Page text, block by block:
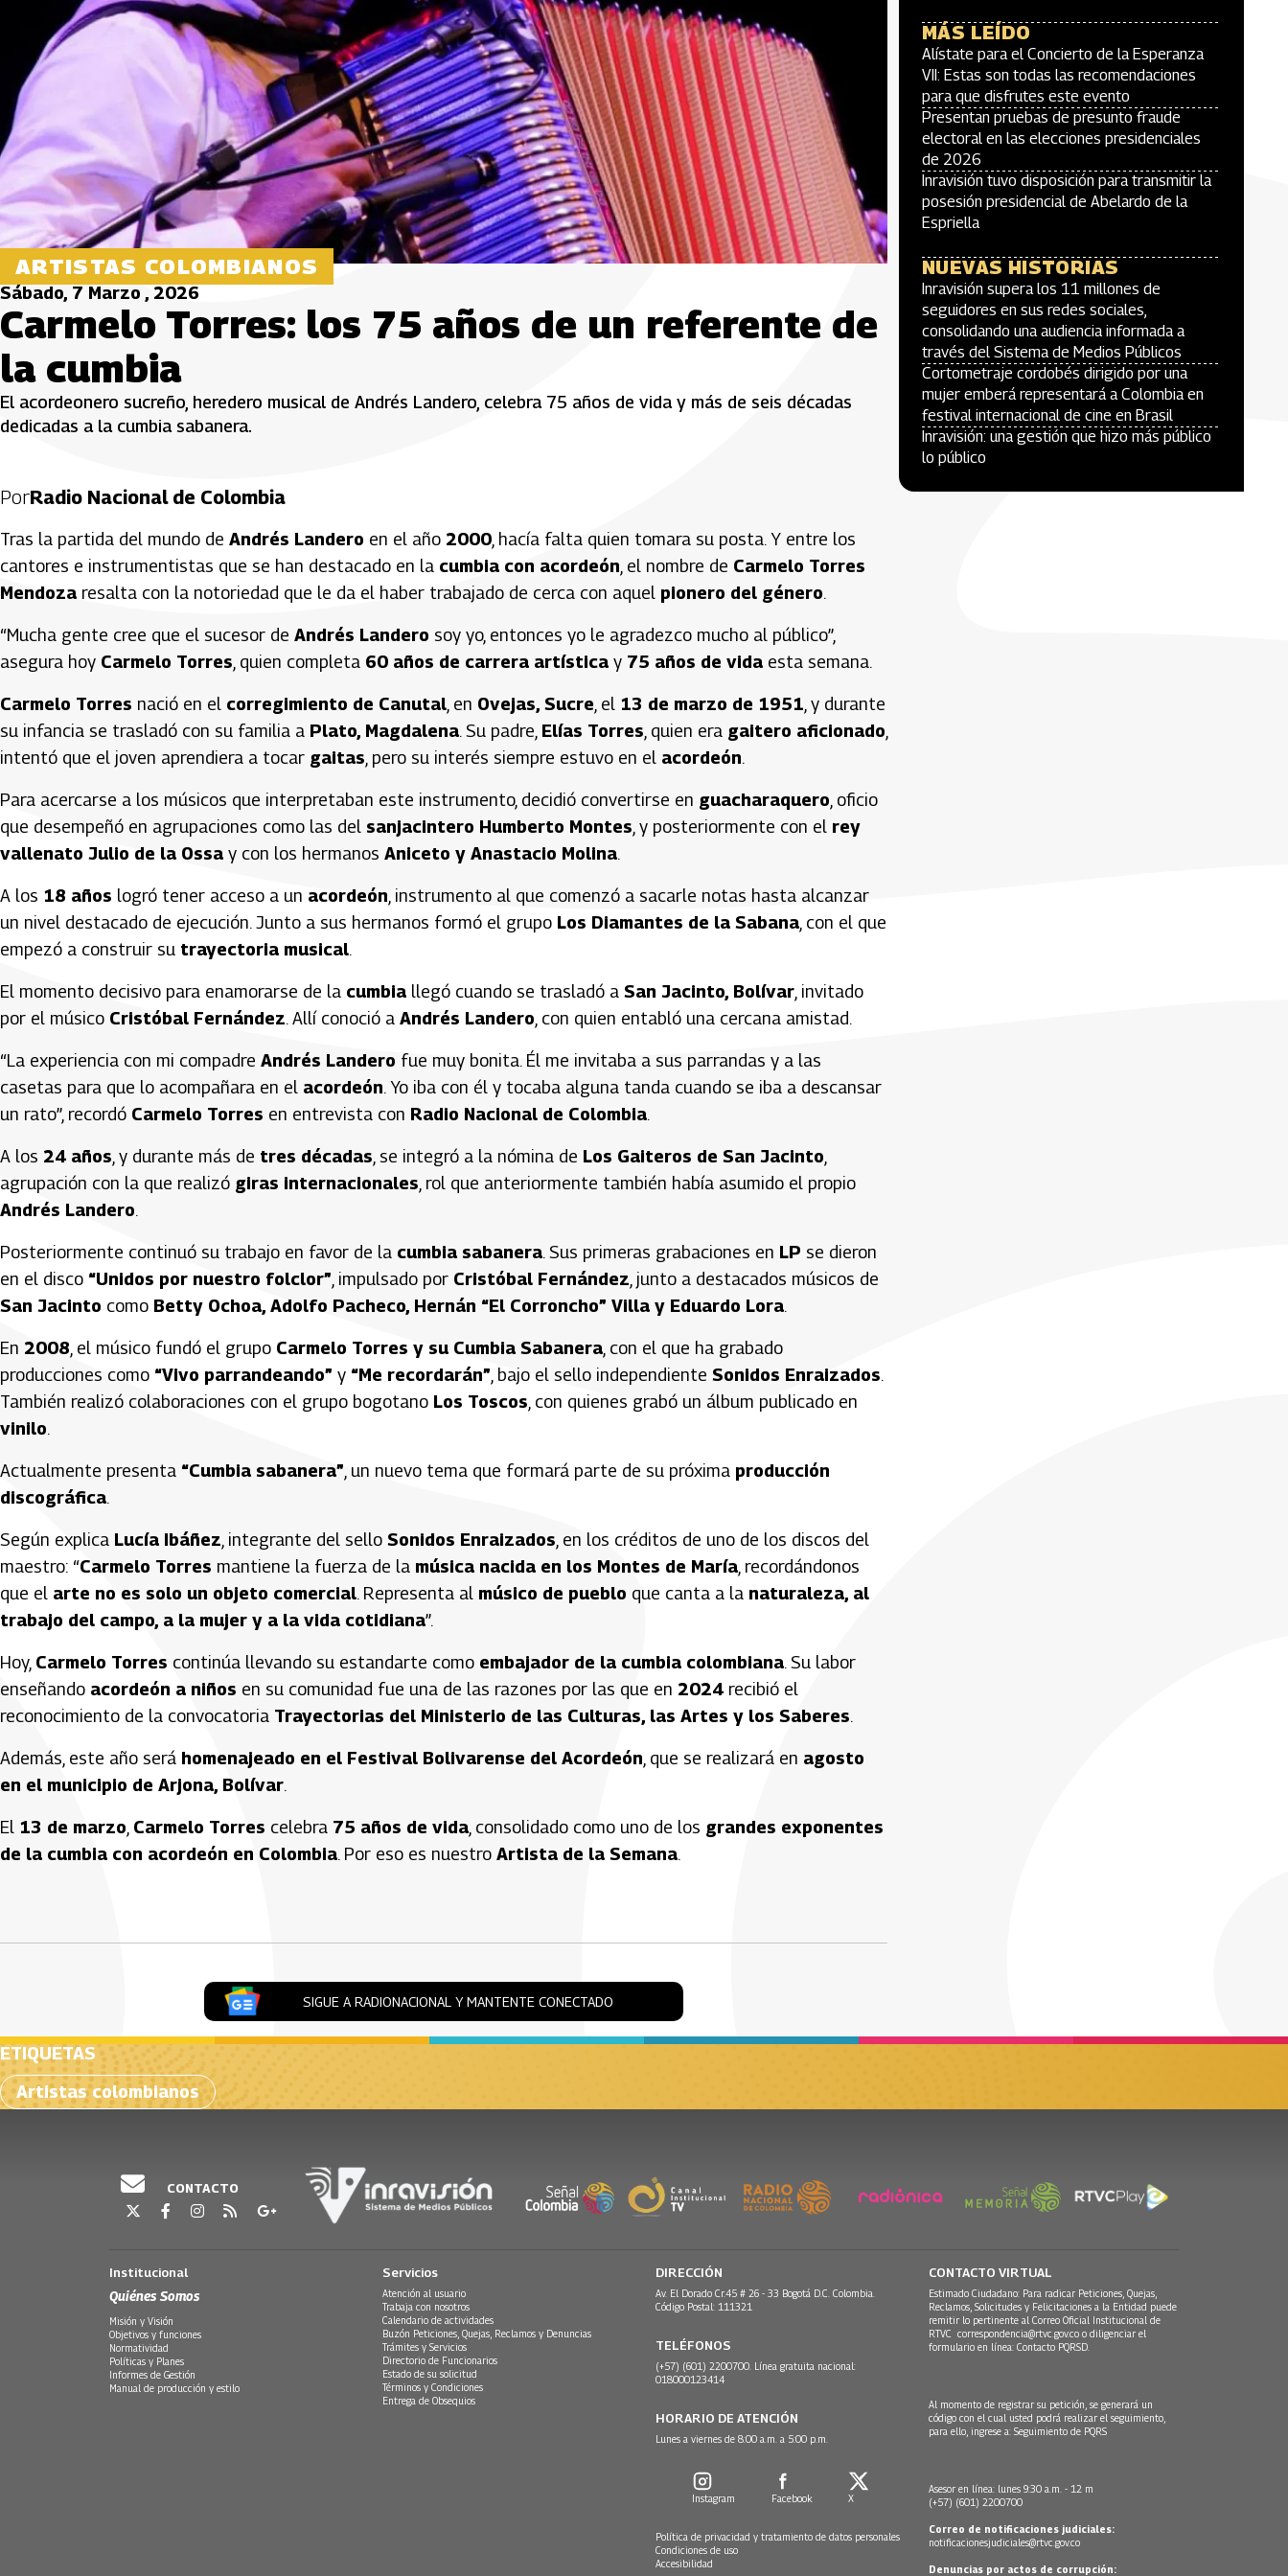
ARTISTAS COLOMBIANOS
Sábado, 7 Marzo , 2026
Carmelo Torres: los 75 años de un referente de
la cumbia
El acordeonero sucreño, heredero musical de Andrés Landero, celebra 75 años de vida y más de seis décadas
dedicadas a la cumbia sabanera.
PorRadio Nacional de Colombia
Tras la partida del mundo de Andrés Landero en el año 2000 , hacía falta quien tomara su posta. Y entre los
cantores e instrumentistas que se han destacado en la cumbia con acordeón , el nombre de Carmelo Torres
Mendoza resalta con la notoriedad que le da el haber trabajado de cerca con aquel pionero del género.
“Mucha gente cree que el sucesor de Andrés Landero soy yo, entonces yo le agradezco mucho al público”,
asegura hoy Carmelo Torres , quien completa 60 años de carrera artística y 75 años de vida esta semana.
Carmelo Torres nació en el corregimiento de Canutal , en Ovejas, Sucre , el 13 de marzo de 1951 , y durante
su infancia se trasladó con su familia a Plato, Magdalena. Su padre, Elías Torres , quien era gaitero aficionado
intentó que el joven aprendiera a tocar gaitas , pero su interés siempre estuvo en el acordeón.
Para acercarse a los músicos que interpretaban este instrumento, decidió convertirse en guacharaquero , oficio
que desempeñó en agrupaciones como las del sanjacintero Humberto Montes , y posteriormente con el rey
vallenato Julio de la Ossa y con los hermanos Aniceto y Anastacio Molina.
A los 18 años logró tener acceso a un acordeón , instrumento al que comenzó a sacarle notas hasta alcanzar
un nivel destacado de ejecución. Junto a sus hermanos formó el grupo Los Diamantes de la Sabana , con el que
empezó a construir su trayectoria musical.
El momento decisivo para enamorarse de la cumbia llegó cuando se trasladó a San Jacinto, Bolívar , invitado
por el músico Cristóbal Fernández. Allí conoció a Andrés Landero , con quien entabló una cercana amistad.
“La experiencia con mi compadre Andrés Landero fue muy bonita. Él me invitaba a sus parrandas y a las
casetas para que lo acompañara en el acordeón. Yo iba con él y tocaba alguna tanda cuando se iba a descansar
un rato”, recordó Carmelo Torres en entrevista con Radio Nacional de Colombia.
A los 24 años , y durante más de tres décadas , se integró a la nómina de Los Gaiteros de San Jacinto
agrupación con la que realizó giras internacionales , rol que anteriormente también había asumido el propio
Andrés Landero.
Posteriormente continuó su trabajo en favor de la cumbia sabanera. Sus primeras grabaciones en LP se dieron
en el disco “Unidos por nuestro folclor” , impulsado por Cristóbal Fernández , junto a destacados músicos de
San Jacinto como Betty Ochoa, Adolfo Pacheco, Hernán “El Corroncho” Villa y Eduardo Lora.
En 2008 , el músico fundó el grupo Carmelo Torres y su Cumbia Sabanera , con el que ha grabado
producciones como “Vivo parrandeando” y “Me recordarán” , bajo el sello independiente Sonidos Enraizados.
También realizó colaboraciones con el grupo bogotano Los Toscos , con quienes grabó un álbum publicado en
vinilo.
Actualmente presenta “Cumbia sabanera”, un nuevo tema que formará parte de su próxima producción
discográfica.
Según explica Lucía Ibáñez , integrante del sello Sonidos Enraizados , en los créditos de uno de los discos del
maestro: “Carmelo Torres mantiene la fuerza de la música nacida en los Montes de María , recordándonos
que el arte no es solo un objeto comercial. Representa al músico de pueblo que canta a la naturaleza, al
trabajo del campo, a la mujer y a la vida cotidiana”.
Hoy, Carmelo Torres continúa llevando su estandarte como embajador de la cumbia colombiana. Su labor
enseñando acordeón a niños en su comunidad fue una de las razones por las que en 2024 recibió el
reconocimiento de la convocatoria Trayectorias del Ministerio de las Culturas, las Artes y los Saberes.
Además, este año será homenajeado en el Festival Bolivarense del Acordeón , que se realizará en agosto
en el municipio de Arjona, Bolívar.
El 13 de marzo Carmelo Torres celebra 75 años de vida , consolidado como uno de los grandes exponentes
de la cumbia con acordeón en Colombia. Por eso es nuestro Artista de la Semana.
SIGUE A RADIONACIONAL Y MANTENTE CONECTADO
MÁS LEÍDO
Alístate para el Concierto de la Esperanza
VII: Estas son todas las recomendaciones
para que disfrutes este evento
Presentan pruebas de presunto fraude
electoral en las elecciones presidenciales
de 2026
Inravisión tuvo disposición para transmitir la
posesión presidencial de Abelardo de la
Espriella
NUEVAS HISTORIAS
Inravisión supera los 11 millones de
seguidores en sus redes sociales,
consolidando una audiencia informada a
través del Sistema de Medios Públicos
Cortometraje cordobés dirigido por una
mujer emberá representará a Colombia en
festival internacional de cine en Brasil
Inravisión: una gestión que hizo más público
lo público
ETIQUETAS
Artistas colombianos
CONTACTO
Institucional
Quiénes Somos
Misión y Visión
Objetivos y funciones
Normatividad
Políticas y Planes
Informes de Gestión
Manual de producción y estilo
Servicios
Atención al usuario
Trabaja con nosotros
Calendario de actividades
Buzón Peticiones, Quejas, Reclamos y Denuncias
Trámites y Servicios
Directorio de Funcionarios
Estado de su solicitud
Términos y Condiciones
Entrega de Obsequios
DIRECCIÓN
Av. El Dorado Cr.45 # 26 - 33 Bogotá D.C. Colombia.
Código Postal: 111321
TELÉFONOS
(+57) (601) 2200700. Línea gratuita nacional:
018000123414
HORARIO DE ATENCIÓN
Lunes a viernes de 8:00 a.m. a 5:00 p.m.
Instagram Facebook X
Política de privacidad y tratamiento de datos personales
Condiciones de uso
Accesibilidad
CONTACTO VIRTUAL
Estimado Ciudadano: Para radicar Peticiones, Quejas,
Reclamos, Solicitudes y Felicitaciones a la Entidad puede
remitir lo pertinente al Correo Oficial Institucional de
RTVC correspondencia@rtvc.gov.co o diligenciar el
formulario en línea: Contacto PQRSD.
Al momento de registrar su petición, se generará un
código con el cual usted podrá realizar el seguimiento,
para ello, ingrese a: Seguimiento de PQRS
Asesor en línea: lunes 9:30 a.m. - 12 m
(+57) (601) 2200700
Correo de notificaciones judiciales:
notificacionesjudiciales@rtvc.gov.co
Denuncias por actos de corrupción: